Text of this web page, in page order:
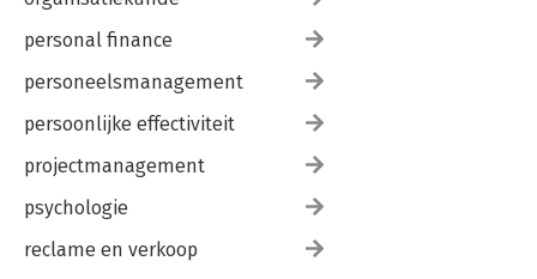
personal finance
personeelsmanagement
persoonlijke effectiviteit
projectmanagement
psychologie
reclame en verkoop